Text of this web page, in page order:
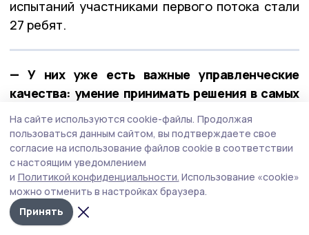
испытаний участниками первого потока стали
27 ребят.
— У них уже есть важные управленческие
качества: умение принимать решения в самых
сложных ситуациях, брать на себя
ответственность и работать в команде. А
обучение в рамках «Героев Тамбовщины» дало
новые знания, навыки и умения, — отметил
Евгений Первышов.
На сайте используются cookie-файлы. Продолжая
пользоваться данным сайтом, вы подтверждаете свое
согласие на использование файлов cookie в соответствии
с настоящим уведомлением
и Политикой конфиденциальности. Использование «cookie»
можно отменить в настройках браузера.
Принять